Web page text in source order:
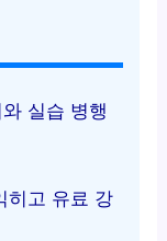
실습 병행
히고 유료 강